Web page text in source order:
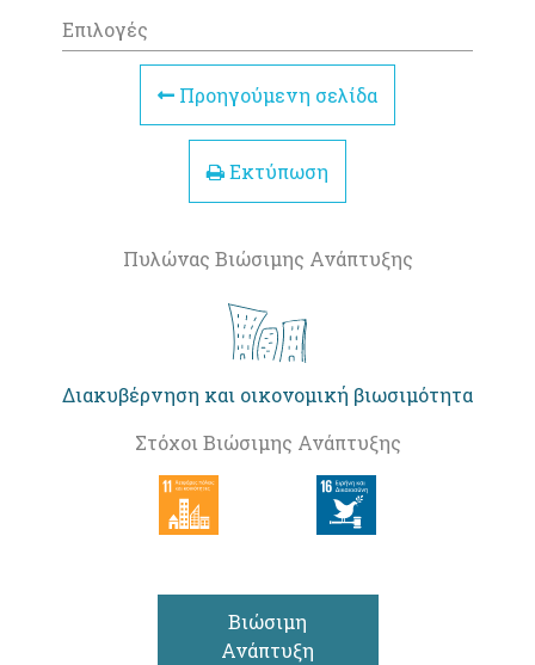
Επιλογές
Προηγούμενη σελίδα
Εκτύπωση
Πυλώνας Βιώσιμης Ανάπτυξης
Διακυβέρνηση και οικονομική βιωσιμότητα
Στόχοι Βιώσιμης Ανάπτυξης
Βιώσιμη
Ανάπτυξη